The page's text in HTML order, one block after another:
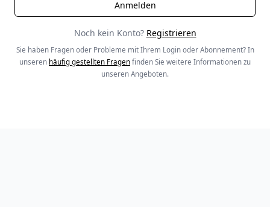
Noch kein Konto? Registrieren
Sie haben Fragen oder Probleme mit Ihrem Login oder Abonnement? In
unseren häufig gestellten Fragen finden Sie weitere Informationen zu
unseren Angeboten.